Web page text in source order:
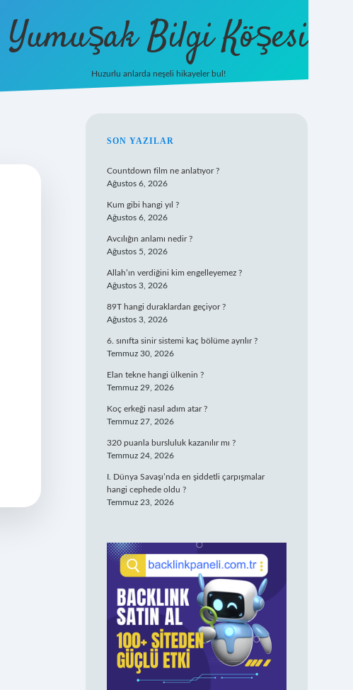
Yumuşak Bilgi Köşesi
Huzurlu anlarda neşeli hikayeler bul!
SIDEBAR
SON YAZILAR
Countdown film ne anlatıyor ?
Ağustos 6, 2026
Kum gibi hangi yıl ?
Ağustos 6, 2026
Avcılığın anlamı nedir ?
Ağustos 5, 2026
Allah’ın verdiğini kim engelleyemez ?
Ağustos 3, 2026
89T hangi duraklardan geçiyor ?
Ağustos 3, 2026
6. sınıfta sinir sistemi kaç bölüme ayrılır ?
Temmuz 30, 2026
Elan tekne hangi ülkenin ?
Temmuz 29, 2026
Koç erkeği nasıl adım atar ?
Temmuz 27, 2026
320 puanla bursluluk kazanılır mı ?
Temmuz 24, 2026
I. Dünya Savaşı’nda en şiddetli çarpışmalar
hangi cephede oldu ?
Temmuz 23, 2026